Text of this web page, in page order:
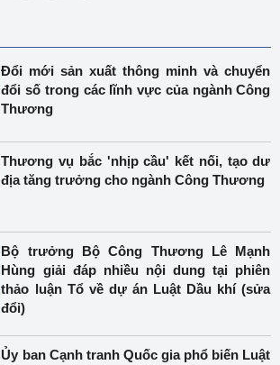
Đổi mới sản xuất thông minh và chuyển
đổi số trong các lĩnh vực của ngành Công
Thương
Thương vụ bắc 'nhịp cầu' kết nối, tạo dư
địa tăng trưởng cho ngành Công Thương
Bộ trưởng Bộ Công Thương Lê Mạnh
Hùng giải đáp nhiều nội dung tại phiên
thảo luận Tổ về dự án Luật Dầu khí (sửa
đổi)
Ủy ban Cạnh tranh Quốc gia phổ biến Luật